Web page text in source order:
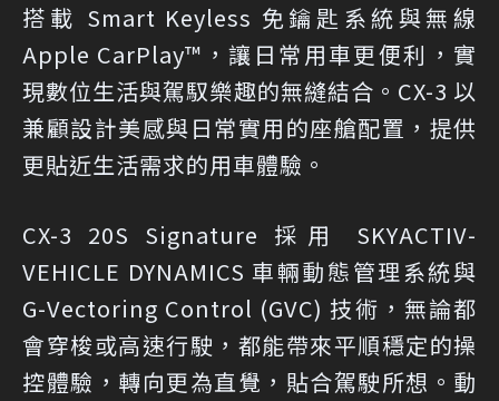
搭載 Smart Keyless 免鑰匙系統與無線
Apple CarPlay™，讓日常用車更便利，實
現數位生活與駕馭樂趣的無縫結合。CX-3 以
兼顧設計美感與日常實用的座艙配置，提供
更貼近生活需求的用車體驗。
CX-3 20S Signature 採用 SKYACTIV-
VEHICLE DYNAMICS 車輛動態管理系統與
G-Vectoring Control (GVC) 技術，無論都
會穿梭或高速行駛，都能帶來平順穩定的操
控體驗，轉向更為直覺，貼合駕駛所想。動